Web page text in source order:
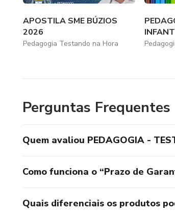
APOSTILA SME BÚZIOS
2026
Pedagogia Testando na Hora
Perguntas Frequentes
Quem avaliou PEDAGOGIA -
Como funciona o “Prazo de
Quais diferenciais os produtos